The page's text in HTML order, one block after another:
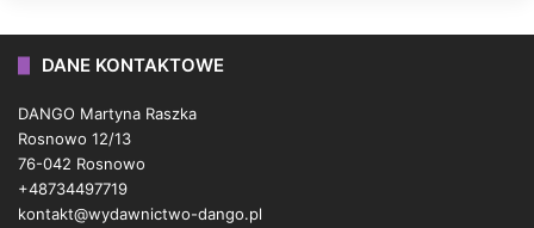
DANE KONTAKTOWE
DANGO Martyna Raszka
Rosnowo 12/13
76-042 Rosnowo
+48734497719
kontakt@wydawnictwo-dango.pl